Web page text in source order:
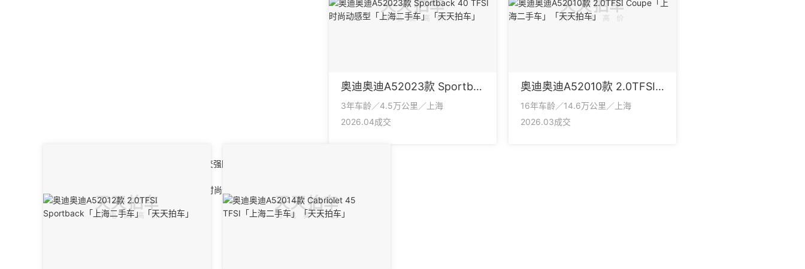
奥迪奥迪A52023款 Sportback 40 TFSI 时尚动感型
3年车龄／4.5万公里／上海
2026.04成交
奥迪奥迪A52010款 2.0TFSI Coupe
16年车龄／14.6万公里／上海
2026.03成交
该车整体印象良好，正常使用。交强险随车。未见产证保单，信息车主口述。。
前45度